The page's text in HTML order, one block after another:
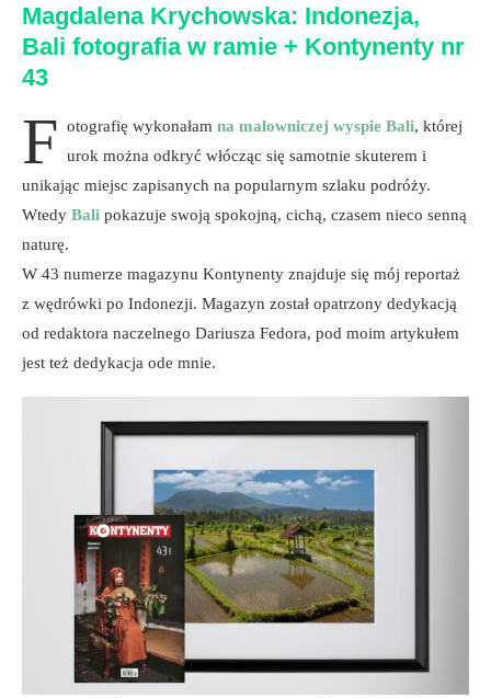
Magdalena Krychowska: Indonezja,
Bali fotografia w ramie + Kontynenty nr
43
F otografię wykonałam na malowniczej wyspie Bali, której
urok można odkryć włócząc się samotnie skuterem i
unikając miejsc zapisanych na popularnym szlaku podróży.
Wtedy Bali pokazuje swoją spokojną, cichą, czasem nieco senną
naturę.
W 43 numerze magazynu Kontynenty znajduje się mój reportaż
z wędrówki po Indonezji. Magazyn został opatrzony dedykacją
od redaktora naczelnego Dariusza Fedora, pod moim artykułem
jest też dedykacja ode mnie.